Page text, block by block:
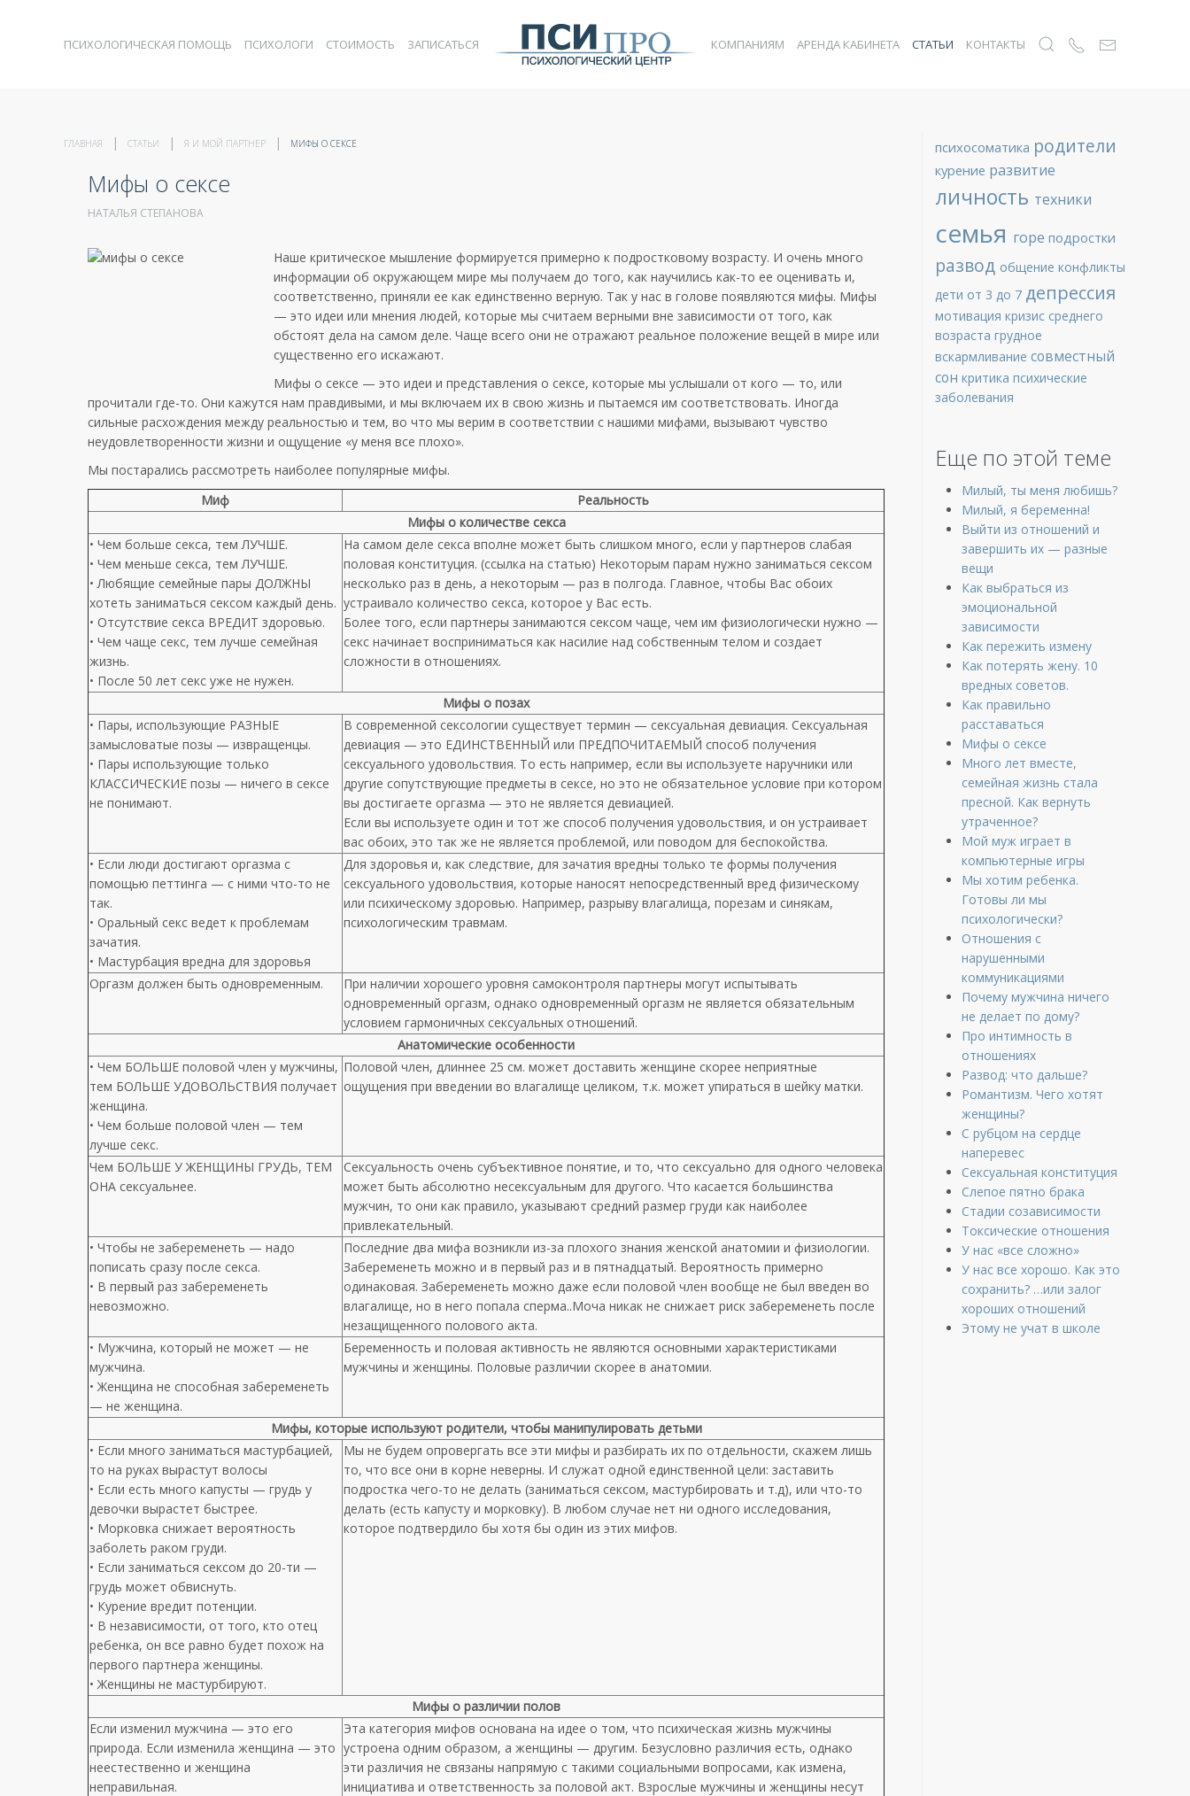
ПСИХОЛОГИЧЕСКАЯ ПОМОЩЬ ПСИХОЛОГИ СТОИМОСТЬ ЗАПИСАТЬСЯ КОМПАНИЯМ АРЕНДА КАБИНЕТА СТАТЬИ КОНТАКТЫ
ГЛАВНАЯ СТАТЬИ Я И МОЙ ПАРТНЕР МИФЫ О СЕКСЕ
Мифы о сексе
НАТАЛЬЯ СТЕПАНОВА
Наше критическое мышление формируется примерно к подростковому возрасту. И очень много
информации об окружающем мире мы получаем до того, как научились как-то ее оценивать и,
соответственно, приняли ее как единственно верную. Так у нас в голове появляются мифы. Мифы
— это идеи или мнения людей, которые мы считаем верными вне зависимости от того, как
обстоят дела на самом деле. Чаще всего они не отражают реальное положение вещей в мире или
существенно его искажают.
Мифы о сексе — это идеи и представления о сексе, которые мы услышали от кого — то, или
прочитали где-то. Они кажутся нам правдивыми, и мы включаем их в свою жизнь и пытаемся им соответствовать. Иногда
сильные расхождения между реальностью и тем, во что мы верим в соответствии с нашими мифами, вызывают чувство
неудовлетворенности жизни и ощущение «у меня все плохо».
Мы постарались рассмотреть наиболее популярные мифы.
Миф
Реальность
Мифы о количестве секса
• Чем больше секса, тем ЛУЧШЕ.
• Чем меньше секса, тем ЛУЧШЕ.
• Любящие семейные пары ДОЛЖНЫ
хотеть заниматься сексом каждый день.
• Отсутствие секса ВРЕДИТ здоровью.
• Чем чаще секс, тем лучше семейная
жизнь.
• После 50 лет секс уже не нужен.
На самом деле секса вполне может быть слишком много, если у партнеров слабая
половая конституция. (ссылка на статью) Некоторым парам нужно заниматься сексом
несколько раз в день, а некоторым — раз в полгода. Главное, чтобы Вас обоих
устраивало количество секса, которое у Вас есть.
Более того, если партнеры занимаются сексом чаще, чем им физиологически нужно —
секс начинает восприниматься как насилие над собственным телом и создает
сложности в отношениях.
Мифы о позах
• Пары, использующие РАЗНЫЕ
замысловатые позы — извращенцы.
• Пары использующие только
КЛАССИЧЕСКИЕ позы — ничего в сексе
не понимают.
В современной сексологии существует термин — сексуальная девиация. Сексуальная
девиация — это ЕДИНСТВЕННЫЙ или ПРЕДПОЧИТАЕМЫЙ способ получения
сексуального удовольствия. То есть например, если вы используете наручники или
другие сопутствующие предметы в сексе, но это не обязательное условие при котором
вы достигаете оргазма — это не является девиацией.
Если вы используете один и тот же способ получения удовольствия, и он устраивает
вас обоих, это так же не является проблемой, или поводом для беспокойства.
• Если люди достигают оргазма с
помощью петтинга — с ними что-то не
так.
• Оральный секс ведет к проблемам
зачатия.
• Мастурбация вредна для здоровья
Для здоровья и, как следствие, для зачатия вредны только те формы получения
сексуального удовольствия, которые наносят непосредственный вред физическому
или психическому здоровью. Например, разрыву влагалища, порезам и синякам,
психологическим травмам.
Оргазм должен быть одновременным.
При наличии хорошего уровня самоконтроля партнеры могут испытывать
одновременный оргазм, однако одновременный оргазм не является обязательным
условием гармоничных сексуальных отношений.
Анатомические особенности
• Чем БОЛЬШЕ половой член у мужчины,
тем БОЛЬШЕ УДОВОЛЬСТВИЯ получает
женщина.
• Чем больше половой член — тем
лучше секс.
Половой член, длиннее 25 см. может доставить женщине скорее неприятные
ощущения при введении во влагалище целиком, т.к. может упираться в шейку матки.
Чем БОЛЬШЕ У ЖЕНЩИНЫ ГРУДЬ, ТЕМ
ОНА сексуальнее.
Сексуальность очень субъективное понятие, и то, что сексуально для одного человека
может быть абсолютно несексуальным для другого. Что касается большинства
мужчин, то они как правило, указывают средний размер груди как наиболее
привлекательный.
• Чтобы не забеременеть — надо
пописать сразу после секса.
• В первый раз забеременеть
невозможно.
Последние два мифа возникли из-за плохого знания женской анатомии и физиологии.
Забеременеть можно и в первый раз и в пятнадцатый. Вероятность примерно
одинаковая. Забеременеть можно даже если половой член вообще не был введен во
влагалище, но в него попала сперма..Моча никак не снижает риск забеременеть после
незащищенного полового акта.
• Мужчина, который не может — не
мужчина.
• Женщина не способная забеременеть
— не женщина.
Беременность и половая активность не являются основными характеристиками
мужчины и женщины. Половые различии скорее в анатомии.
Мифы, которые используют родители, чтобы манипулировать детьми
• Если много заниматься мастурбацией,
то на руках вырастут волосы
• Если есть много капусты — грудь у
девочки вырастет быстрее.
• Морковка снижает вероятность
заболеть раком груди.
• Если заниматься сексом до 20-ти —
грудь может обвиснуть.
• Курение вредит потенции.
• В независимости, от того, кто отец
ребенка, он все равно будет похож на
первого партнера женщины.
• Женщины не мастурбируют.
Мы не будем опровергать все эти мифы и разбирать их по отдельности, скажем лишь
то, что все они в корне неверны. И служат одной единственной цели: заставить
подростка чего-то не делать (заниматься сексом, мастурбировать и т.д), или что-то
делать (есть капусту и морковку). В любом случае нет ни одного исследования,
которое подтвердило бы хотя бы один из этих мифов.
Мифы о различии полов
Если изменил мужчина — это его
природа. Если изменила женщина — это
неестественно и женщина
неправильная.
Эта категория мифов основана на идее о том, что психическая жизнь мужчины
устроена одним образом, а женщины — другим. Безусловно различия есть, однако
эти различия не связаны напрямую с такими социальными вопросами, как измена,
инициатива и ответственность за половой акт. Взрослые мужчины и женщины несут
психосоматика родители
курение развитие
личность техники
семья горе подростки
развод общение конфликты
дети от 3 до 7 депрессия
мотивация кризис среднего
возраста грудное
вскармливание совместный
сон критика психические
заболевания
Еще по этой теме
Милый, ты меня любишь?
Милый, я беременна!
Выйти из отношений и
завершить их — разные
вещи
Как выбраться из
эмоциональной
зависимости
Как пережить измену
Как потерять жену. 10
вредных советов.
Как правильно
расставаться
Мифы о сексе
Много лет вместе,
семейная жизнь стала
пресной. Как вернуть
утраченное?
Мой муж играет в
компьютерные игры
Мы хотим ребенка.
Готовы ли мы
психологически?
Отношения с
нарушенными
коммуникациями
Почему мужчина ничего
не делает по дому?
Про интимность в
отношениях
Развод: что дальше?
Романтизм. Чего хотят
женщины?
С рубцом на сердце
наперевес
Сексуальная конституция
Слепое пятно брака
Стадии созависимости
Токсические отношения
У нас «все сложно»
У нас все хорошо. Как это
сохранить? …или залог
хороших отношений
Этому не учат в школе